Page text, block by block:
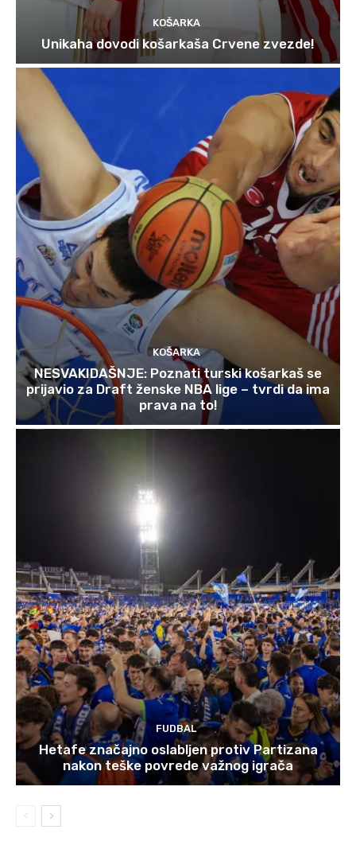
KOŠARKA
Unikaha dovodi košarkaša Crvene zvezde!
KOŠARKA
NESVAKIDAŠNJE: Poznati turski košarkaš se
prijavio za Draft ženske NBA lige – tvrdi da ima
prava na to!
FUDBAL
Hetafe značajno oslabljen protiv Partizana
nakon teške povrede važnog igrača